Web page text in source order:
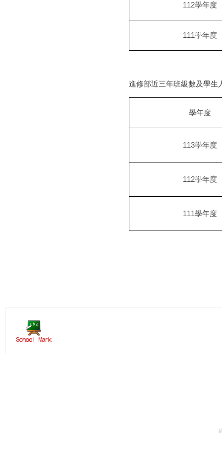
112學年度
111學年度
進修部近三年班級數及學生
學年度
113學年度
112學年度
111學年度